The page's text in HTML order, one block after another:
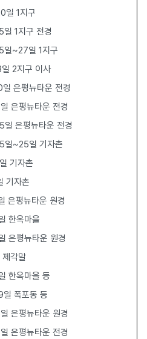
일 1지구
1지구 전경
~27일 1지구
2지구 이사
은평뉴타운 전경
은평뉴타운 전경
은평뉴타운 전경
일~25일 기자촌
기자촌
기자촌
은평뉴타운 원경
한옥마을
은평뉴타운 원경
각말
한옥마을 등
폭포동 등
은평뉴타운 원경
은평뉴타운 전경